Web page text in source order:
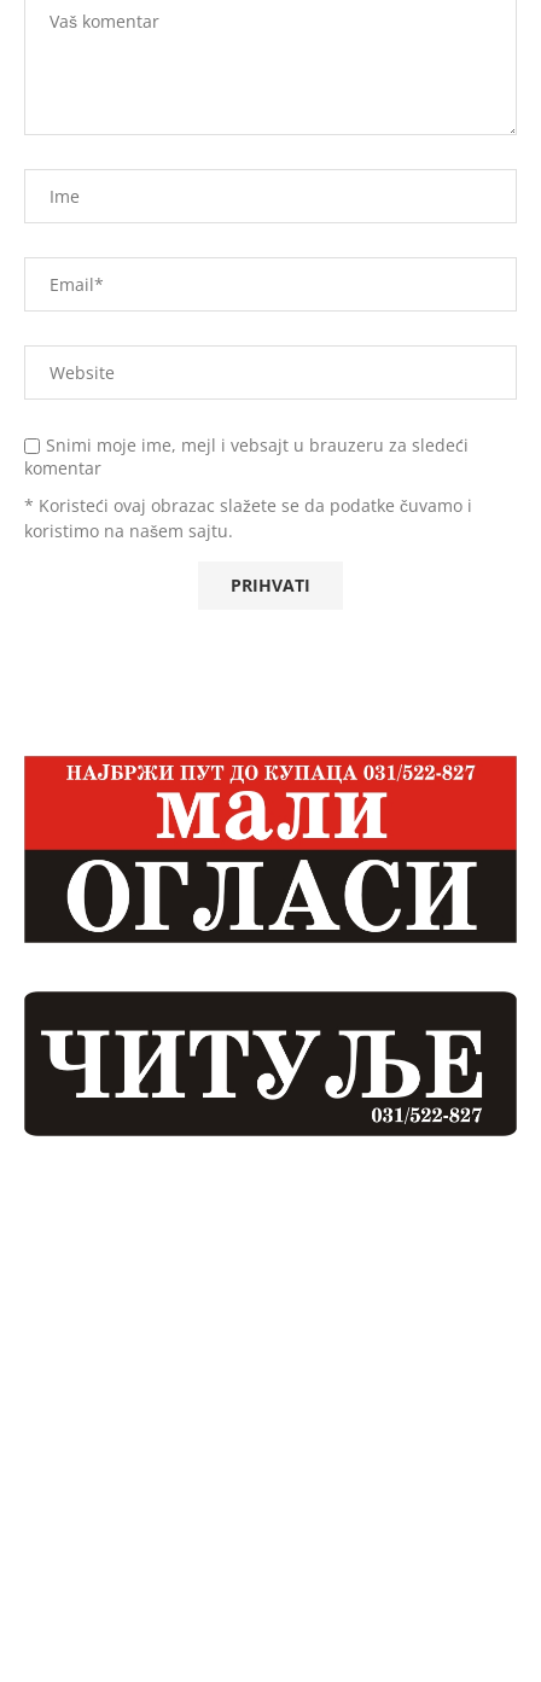
Snimi moje ime, mejl i vebsajt u brauzeru za sledeći
komentar
* Koristeći ovaj obrazac slažete se da podatke čuvamo i
koristimo na našem sajtu.